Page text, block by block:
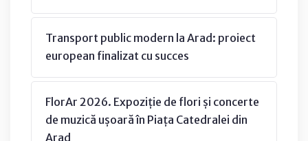
Transport public modern la Arad: proiect
european finalizat cu succes
FlorAr 2026. Expoziție de flori și concerte
de muzică ușoară în Piața Catedralei din
Arad